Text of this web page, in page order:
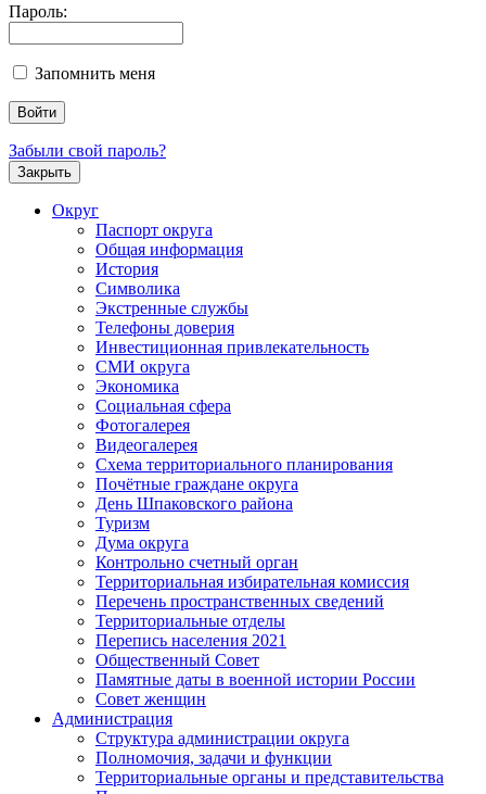
Пароль:
Запомнить меня
Забыли свой пароль?
Закрыть
Округ
Паспорт округа
Общая информация
История
Символика
Экстренные службы
Телефоны доверия
Инвестиционная привлекательность
СМИ округа
Экономика
Социальная сфера
Фотогалерея
Видеогалерея
Схема территориального планирования
Почётные граждане округа
День Шпаковского района
Туризм
Дума округа
Контрольно счетный орган
Территориальная избирательная комиссия
Перечень пространственных сведений
Территориальные отделы
Перепись населения 2021
Общественный Совет
Памятные даты в военной истории России
Совет женщин
Администрация
Структура администрации округа
Полномочия, задачи и функции
Территориальные органы и представительства